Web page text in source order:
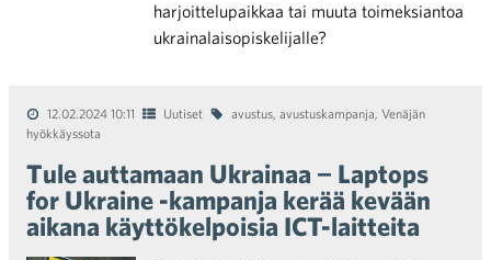
harjoittelupaikkaa tai muuta toimeksiantoa
ukrainalaisopiskelijalle?
12.02.2024 10:11 Uutiset avustus, avustuskampanja, Venäjän
hyökkäyssota
Tule auttamaan Ukrainaa − Laptops
for Ukraine -kampanja kerää kevään
aikana käyttökelpoisia ICT-laitteita